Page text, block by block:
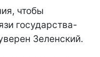
чтобы
государства-
Зеленский.